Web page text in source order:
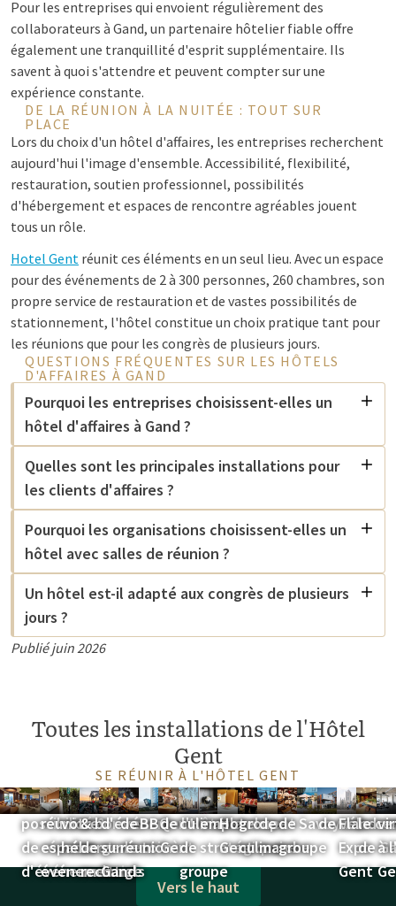
Pour les entreprises qui envoient régulièrement des
collaborateurs à Gand, un partenaire hôtelier fiable offre
également une tranquillité d'esprit supplémentaire. Ils
savent à quoi s'attendre et peuvent compter sur une
expérience constante.
DE LA RÉUNION À LA NUITÉE : TOUT SUR
PLACE
Lors du choix d'un hôtel d'affaires, les entreprises recherchent
aujourd'hui l'image d'ensemble. Accessibilité, flexibilité,
restauration, soutien professionnel, possibilités
d'hébergement et espaces de rencontre agréables jouent
tous un rôle.
Hotel Gent réunit ces éléments en un seul lieu. Avec un espace
pour des événements de 2 à 300 personnes, 260 chambres, son
propre service de restauration et de vastes possibilités de
stationnement, l'hôtel constitue un choix pratique tant pour
les réunions que pour les congrès de plusieurs jours.
QUESTIONS FRÉQUENTES SUR LES HÔTELS
D'AFFAIRES À GAND
Pourquoi les entreprises choisissent-elles un
hôtel d'affaires à Gand ?
Quelles sont les principales installations pour
les clients d'affaires ?
Pourquoi les organisations choisissent-elles un
hôtel avec salles de réunion ?
Un hôtel est-il adapté aux congrès de plusieurs
jours ?
Publié juin 2026
Toutes les installations de l'Hôtel
Gent
SE RÉUNIR À L'HÔTEL GENT
Aperçu des
possibilités
de réunion et
d'événement
salles de
réunion &
espaces
événementiels
Réservez
votre
hébergement
Parking
& bornes
de
recharge
Lieu
d'événement
sur le toit à
Gand
Forfaits
de
réunion
Formules
BBQ
Emplacement
de l'Hôtel
Gent
Formules
culinaires
de
groupe
Gand comme
emplacement
stratégique
Durabilité
Hotel
Gent
Dîner de
groupe
culinaire
Formules
de
marche
Activités
de
groupe
Chalet
Savoyard
Location
de vélos
Près de
Expo
Gent
le
deà
Vers le haut